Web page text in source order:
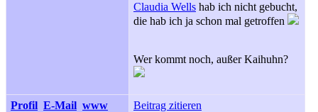
Claudia Wells hab ich nicht gebucht,
die hab ich ja schon mal getroffen
Wer kommt noch, außer Kaihuhn?
Profil E-Mail www Beitrag zitieren